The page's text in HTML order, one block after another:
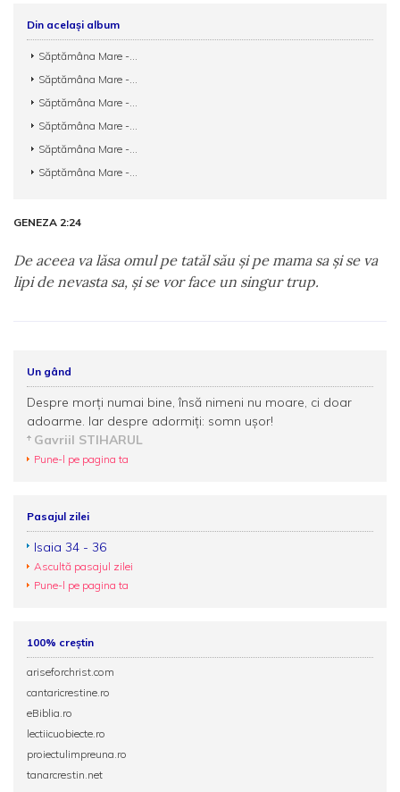
Din același album
Săptămâna Mare -...
Săptămâna Mare -...
Săptămâna Mare -...
Săptămâna Mare -...
Săptămâna Mare -...
Săptămâna Mare -...
GENEZA 2:24
De aceea va lăsa omul pe tatăl său şi pe mama sa şi se va
lipi de nevasta sa, şi se vor face un singur trup.
Un gând
Despre morţi numai bine, însă nimeni nu moare, ci doar
adoarme. Iar despre adormiţi: somn uşor!
Gavriil STIHARUL
Pune-l pe pagina ta
Pasajul zilei
Isaia 34 - 36
Ascultă pasajul zilei
Pune-l pe pagina ta
100% creștin
ariseforchrist.com
cantaricrestine.ro
eBiblia.ro
lectiicuobiecte.ro
proiectulimpreuna.ro
tanarcrestin.net